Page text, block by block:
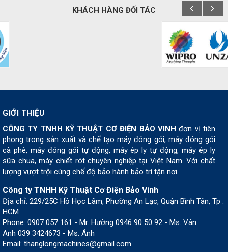
KHÁCH HÀNG ĐỐI TÁC
GIỚI THIỆU
CÔNG TY TNHH KỸ THUẬT CƠ ĐIỆN BẢO VINH đơn vị tiên
phong trong sản xuất và chế tạo máy đóng gói, máy đóng gói
cà phê, máy đóng gói tự động, máy ép ly tự động, máy ép ly
sữa chua, máy chiết rót chuyên nghiệp tại Việt Nam. Với chất
lượng vượt trội cùng chế độ bảo hành bảo trì tận nơi.
Công ty TNHH Kỹ Thuật Cơ Điện Bảo Vinh
Địa chỉ: 229/25C Hồ Học Lãm, Phường An Lạc, Quận Bình Tân, Tp .
HCM
Phone: 0907 057 161 - Mr. Hường 0946 90 50 92 - Ms. Vân
Anh 039 3424673 - Ms. Ánh
Email: thanglongmachines@gmail.com